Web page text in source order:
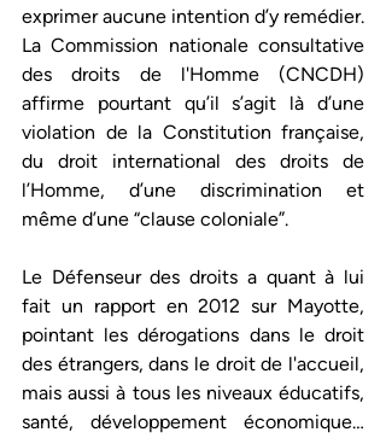
exprimer aucune intention d’y remédier.
La Commission nationale consultative
des droits de l'Homme (CNCDH)
affirme pourtant qu’il s’agit là d’une
violation de la Constitution française,
du droit international des droits de
l’Homme, d’une discrimination et
même d’une “clause coloniale”.
Le Défenseur des droits a quant à lui
fait un rapport en 2012 sur Mayotte,
pointant les dérogations dans le droit
des étrangers, dans le droit de l'accueil,
mais aussi à tous les niveaux éducatifs,
santé, développement économique…